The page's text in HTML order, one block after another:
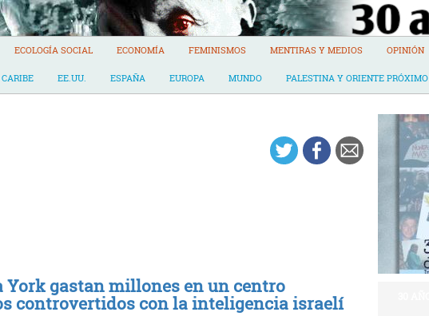
ECOLOGÍA SOCIAL ECONOMÍA FEMINISMOS MENTIRAS Y MEDIOS OPINIÓN
EE.UU. ESPAÑA EUROPA MUNDO PALESTINA Y ORIENTE PRÓXIMO
York gastan millones en un centro
controvertidos con la inteligencia israelí